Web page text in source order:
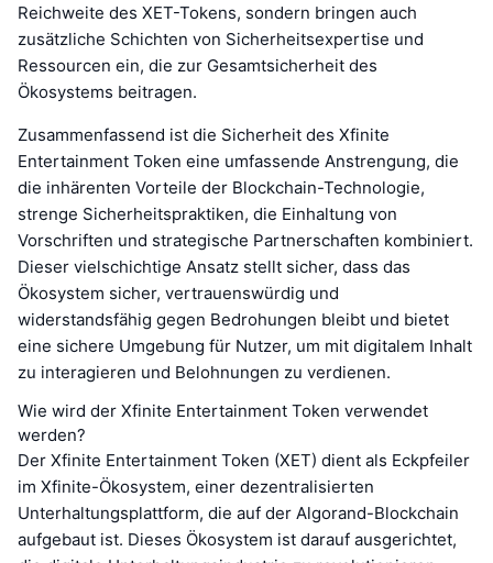
Reichweite des XET-Tokens, sondern bringen auch
zusätzliche Schichten von Sicherheitsexpertise und
Ressourcen ein, die zur Gesamtsicherheit des
Ökosystems beitragen.
Zusammenfassend ist die Sicherheit des Xfinite
Entertainment Token eine umfassende Anstrengung, die
die inhärenten Vorteile der Blockchain-Technologie,
strenge Sicherheitspraktiken, die Einhaltung von
Vorschriften und strategische Partnerschaften kombiniert.
Dieser vielschichtige Ansatz stellt sicher, dass das
Ökosystem sicher, vertrauenswürdig und
widerstandsfähig gegen Bedrohungen bleibt und bietet
eine sichere Umgebung für Nutzer, um mit digitalem Inhalt
zu interagieren und Belohnungen zu verdienen.
Wie wird der Xfinite Entertainment Token verwendet
werden?
Der Xfinite Entertainment Token (XET) dient als Eckpfeiler
im Xfinite-Ökosystem, einer dezentralisierten
Unterhaltungsplattform, die auf der Algorand-Blockchain
aufgebaut ist. Dieses Ökosystem ist darauf ausgerichtet,